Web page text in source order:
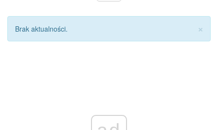
×
Brak aktualności.